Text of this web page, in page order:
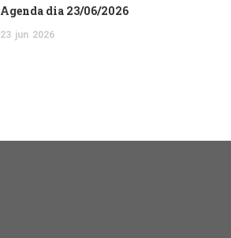
Agenda dia 23/06/2026
23 jun 2026